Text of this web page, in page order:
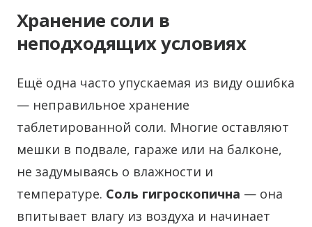
Хранение соли в
неподходящих условиях
Ещё одна часто упускаемая из виду ошибка
— неправильное хранение
таблетированной соли. Многие оставляют
мешки в подвале, гараже или на балконе,
не задумываясь о влажности и
температуре. Соль гигроскопична — она
впитывает влагу из воздуха и начинает